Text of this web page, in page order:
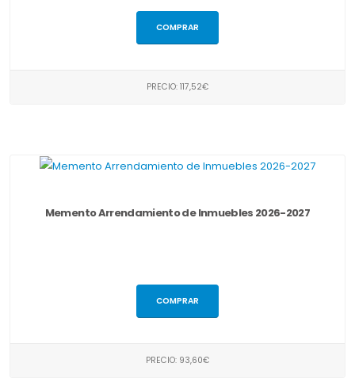
COMPRAR
PRECIO: 117,52€
Memento Arrendamiento de Inmuebles 2026-2027
COMPRAR
PRECIO: 93,60€